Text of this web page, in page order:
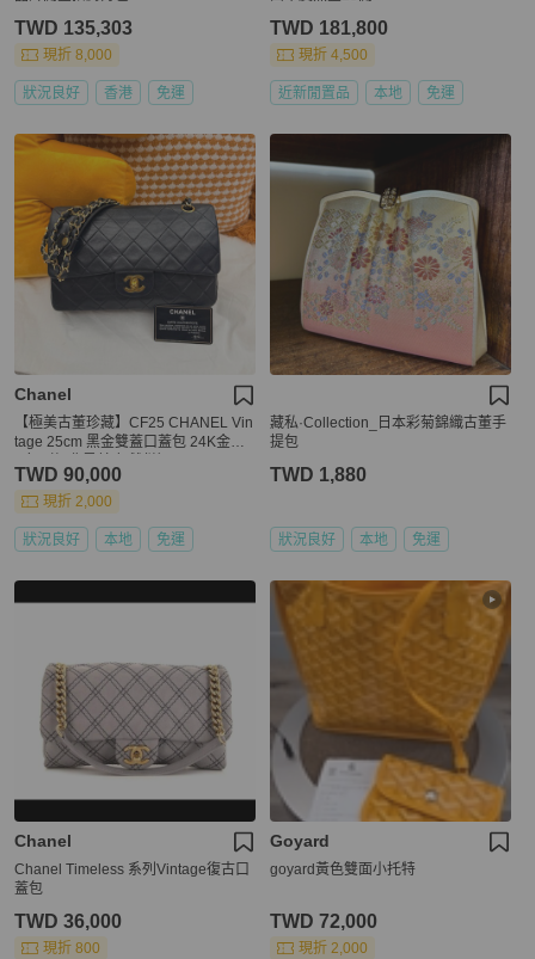
TWD 135,303
現折 8,000
狀況良好 香港 免運
TWD 181,800
現折 4,500
近新閒置品 本地 免運
Chanel
【極美古董珍藏】CF25 CHANEL Vin
tage 25cm 黑金雙蓋口蓋包 24K金雙
TWD 90,000
現折 2,000
狀況良好 本地 免運
藏私·Collection_日本彩菊錦織古董手
提包
TWD 1,880
狀況良好 本地 免運
Chanel
Chanel Timeless 系列Vintage復古口
蓋包
TWD 36,000
現折 800
Goyard
goyard黃色雙面小托特
TWD 72,000
現折 2,000